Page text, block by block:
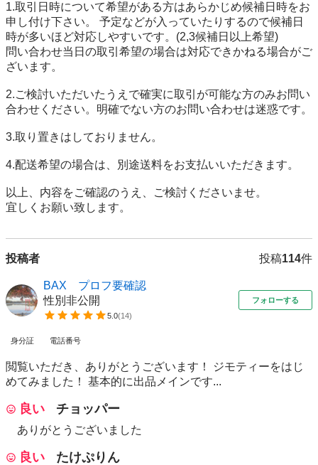
1.取引日時について希望がある方はあらかじめ候補日時をお
申し付け下さい。 予定などが入っていたりするので候補日
時が多いほど対応しやすいです。(2,3候補日以上希望)
問い合わせ当日の取引希望の場合は対応できかねる場合がご
ざいます。
2.ご検討いただいたうえで確実に取引が可能な方のみお問い
合わせください。明確でない方のお問い合わせは迷惑です。
3.取り置きはしておりません。
4.配送希望の場合は、別途送料をお支払いいただきます。
以上、内容をご確認のうえ、ご検討くださいませ。
宜しくお願い致します。
投稿者 投稿114件
BAX プロフ要確認
性別非公開
5.0(14)
フォローする
身分証 電話番号
閲覧いただき、ありがとうございます！ ジモティーをはじ
めてみました！ 基本的に出品メインです...
良い チョッパー
ありがとうございました
良い たけぷりん